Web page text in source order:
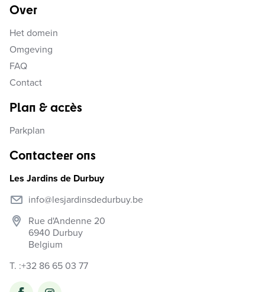
Over
Het domein
Omgeving
FAQ
Contact
Plan & accès
Parkplan
Contacteer ons
Les Jardins de Durbuy
info@lesjardinsdedurbuy.be
Rue d'Andenne 20
6940 Durbuy
Belgium
T. :+32 86 65 03 77